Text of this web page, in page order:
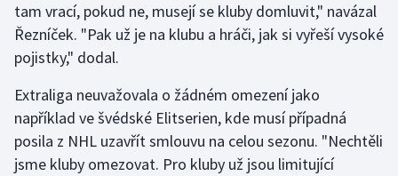
Krasobruslení
Lyže a snowboard
Moderní pětiboj
tam vrací, pokud ne, musejí se kluby domluvit," navázal
Řezníček. "Pak už je na klubu a hráči, jak si vyřeší vysoké
pojistky," dodal.
Extraliga neuvažovala o žádném omezení jako
například ve švédské Elitserien, kde musí případná
posila z NHL uzavřít smlouvu na celou sezonu. "Nechtěli
jsme kluby omezovat. Pro kluby už jsou limitující